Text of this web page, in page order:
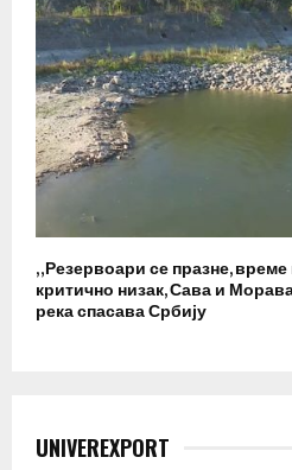
„Резервоари се празне,
критично низак, Сава и
река спасава Србију
UNIVEREXPORT